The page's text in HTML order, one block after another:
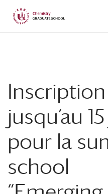
contenu
Inscription
jusqu’au
pour la
school